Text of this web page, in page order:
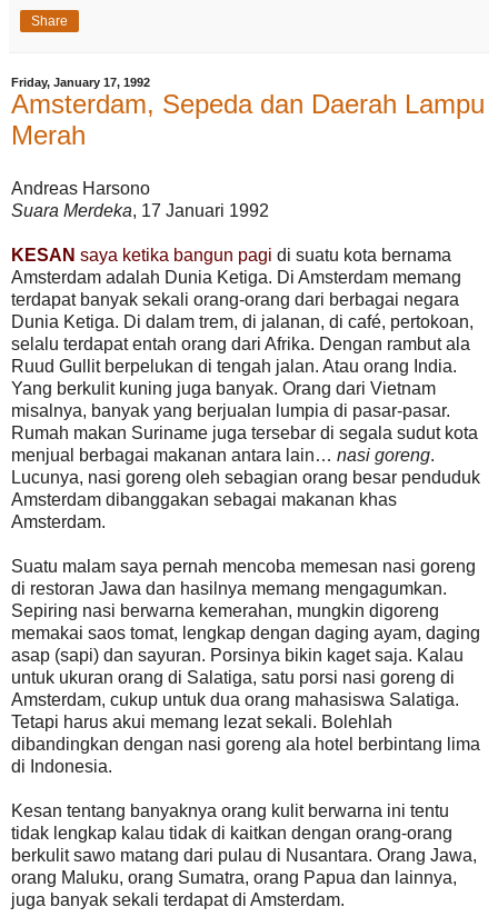
Share
Friday, January 17, 1992
Amsterdam, Sepeda dan Daerah Lampu
Merah
Andreas Harsono
Suara Merdeka, 17 Januari 1992
KESAN saya ketika bangun pagi di suatu kota bernama
Amsterdam adalah Dunia Ketiga. Di Amsterdam memang
terdapat banyak sekali orang-orang dari berbagai negara
Dunia Ketiga. Di dalam trem, di jalanan, di café, pertokoan,
selalu terdapat entah orang dari Afrika. Dengan rambut ala
Ruud Gullit berpelukan di tengah jalan. Atau orang India.
Yang berkulit kuning juga banyak. Orang dari Vietnam
misalnya, banyak yang berjualan lumpia di pasar-pasar.
Rumah makan Suriname juga tersebar di segala sudut kota
menjual berbagai makanan antara lain… nasi goreng.
Lucunya, nasi goreng oleh sebagian orang besar penduduk
Amsterdam dibanggakan sebagai makanan khas
Amsterdam.
Suatu malam saya pernah mencoba memesan nasi goreng
di restoran Jawa dan hasilnya memang mengagumkan.
Sepiring nasi berwarna kemerahan, mungkin digoreng
memakai saos tomat, lengkap dengan daging ayam, daging
asap (sapi) dan sayuran. Porsinya bikin kaget saja. Kalau
untuk ukuran orang di Salatiga, satu porsi nasi goreng di
Amsterdam, cukup untuk dua orang mahasiswa Salatiga.
Tetapi harus akui memang lezat sekali. Bolehlah
dibandingkan dengan nasi goreng ala hotel berbintang lima
di Indonesia.
Kesan tentang banyaknya orang kulit berwarna ini tentu
tidak lengkap kalau tidak di kaitkan dengan orang-orang
berkulit sawo matang dari pulau di Nusantara. Orang Jawa,
orang Maluku, orang Sumatra, orang Papua dan lainnya,
juga banyak sekali terdapat di Amsterdam.